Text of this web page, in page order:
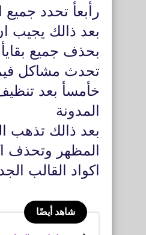
رأبعأ تحدد
بعد ذالك يجيب
بحذف جميع
تحدث مشاكل
خأمسأ بعد
المدونة
بعد ذالك تذهب
المظهر وتحذف
اكواد القالب
شاهد أيضًا